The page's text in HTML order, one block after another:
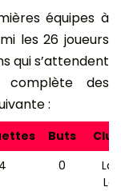
équipes à
les 26 joueurs
qui s’attendent
des
:
Buts
0
La